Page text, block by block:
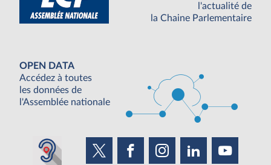
l'actualité de
la Chaine Parlementaire
OPEN DATA
Accédez à toutes
les données de
l'Assemblée nationale